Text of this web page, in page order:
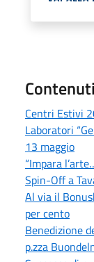
Centri Estivi
Laboratori
13 maggio
“Impara
Spin-Off a
Al via il
per cento
Benedizione
p.zza